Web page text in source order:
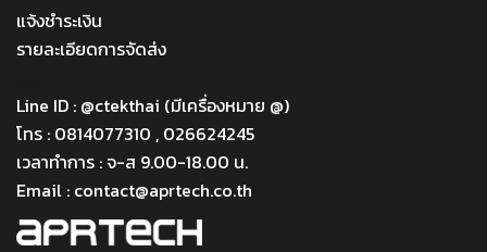
แจ้งชำระเงิน
รายละเอียดการจัดส่ง
Line ID : @ctekthai (มีเครื่องหมาย @)
โทร : 0814077310 , 026624245
เวลาทำการ : จ-ส 9.00-18.00 น.
Email : contact@aprtech.co.th